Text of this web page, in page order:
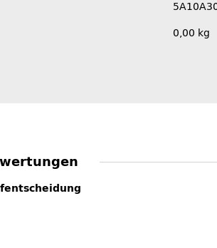
5A10A
0,00 kg